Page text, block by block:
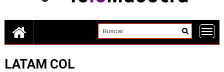
LATAM COL